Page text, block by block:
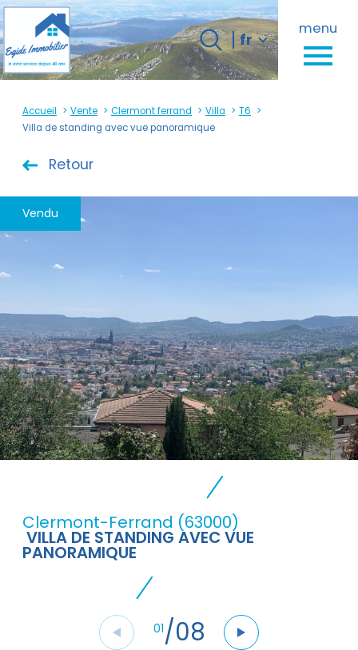
menu
Langue
fr
Accueil
0 Langue
fr
Accueil Vente Clermont ferrand Villa
T6
Villa de standing avec vue panoramique
Retour
Vendu
Clermont-Ferrand (63000)
VILLA DE STANDING AVEC VUE
PANORAMIQUE
01/08